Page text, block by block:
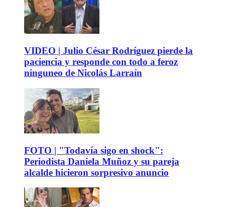
VIDEO | Julio César Rodríguez pierde la
paciencia y responde con todo a feroz
ninguneo de Nicolás Larraín
FOTO | "Todavía sigo en shock":
Periodista Daniela Muñoz y su pareja
alcalde hicieron sorpresivo anuncio